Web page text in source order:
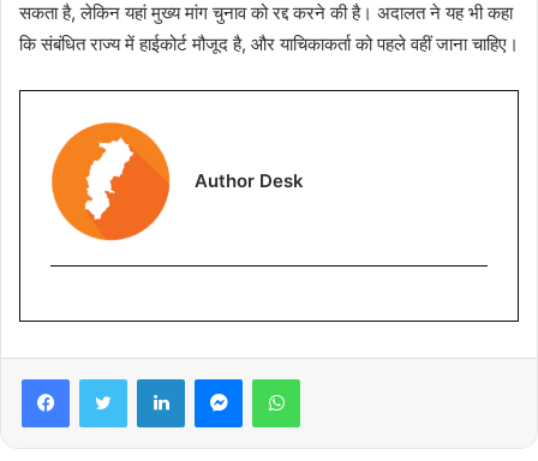
सकता है, लेकिन यहां मुख्य मांग चुनाव को रद्द करने की है। अदालत ने यह भी कहा
कि संबंधित राज्य में हाईकोर्ट मौजूद है, और याचिकाकर्ता को पहले वहीं जाना चाहिए।
Author Desk